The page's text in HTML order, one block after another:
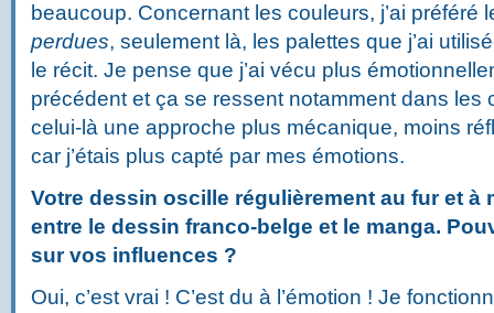
beaucoup. Concernant les couleurs, j’ai préféré
perdues, seulement là, les palettes que j’ai
le récit. Je pense que j’ai vécu plus
précédent et ça se ressent notamment dans les
celui-là une approche plus mécanique, moins
car j’étais plus capté par mes émotions.
Votre dessin oscille régulièrement au fur et à
entre le dessin franco-belge et le manga.
sur vos influences ?
Oui, c’est vrai ! C’est du à l’émotion ! Je